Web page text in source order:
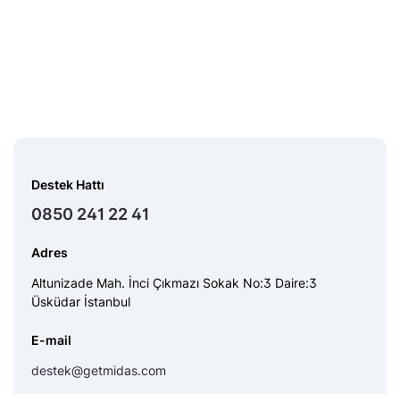
Destek Hattı
0850 241 22 41
Adres
Altunizade Mah. İnci Çıkmazı Sokak No:3 Daire:3
Üsküdar İstanbul
E-mail
destek@getmidas.com